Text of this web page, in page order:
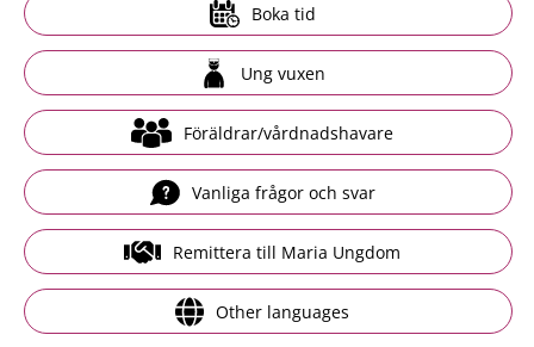
Boka tid
Ung vuxen
Föräldrar/vårdnadshavare
Vanliga frågor och svar
Remittera till Maria Ungdom
Other languages